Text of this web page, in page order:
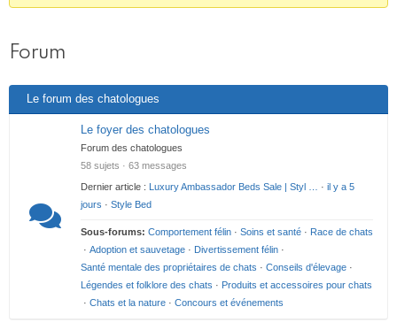
t
o
d
d
A
Forum
Le forum des chatologues
Le foyer des chatologues
Forum des chatologues
58 sujets · 63 messages
Dernier article : Luxury Ambassador Beds Sale | Styl … · il y a 5
jours · Style Bed
Sous-forums: Comportement félin · Soins et santé · Race de chats
· Adoption et sauvetage · Divertissement félin ·
Santé mentale des propriétaires de chats · Conseils d'élevage ·
Légendes et folklore des chats · Produits et accessoires pour chats
· Chats et la nature · Concours et événements